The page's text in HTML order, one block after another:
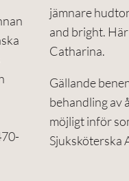
jämnare
and bright.
Catharina.
Gällande
behandling av
möjligt inför
Sjuksköterska